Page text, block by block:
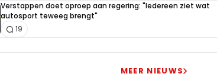
Verstappen doet oproep aan regering: "Iedereen ziet wat
autosport teweeg brengt"
19
MEER NIEUWS